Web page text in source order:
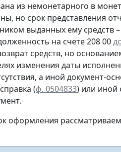
из немонетарного в
но срок представления
выданных ему средств
на счете 208 00
средств, но
изменения даты
а иной документ-
(ф. 0504833) или иной
оформления